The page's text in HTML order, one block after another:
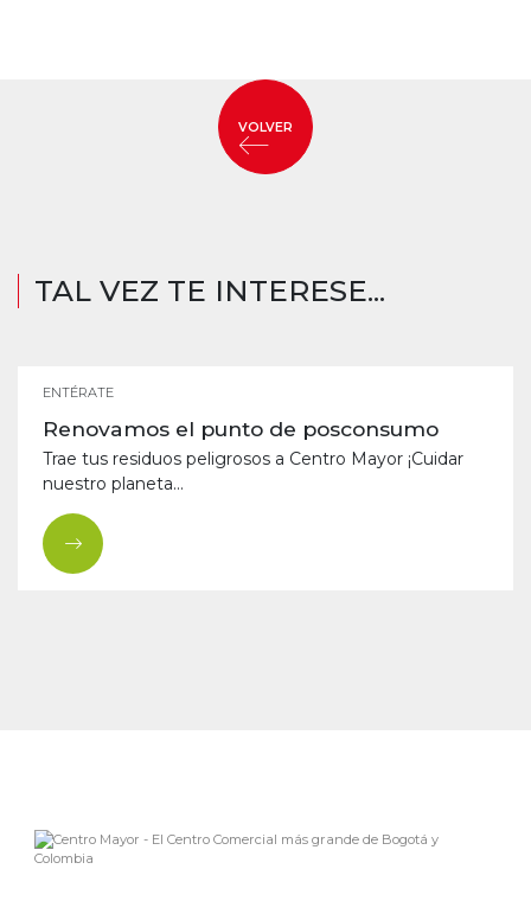
VOLVER
TAL VEZ TE INTERESE...
ENTÉRATE
Renovamos el punto de posconsumo
Trae tus residuos peligrosos a Centro Mayor ¡Cuidar
nuestro planeta...